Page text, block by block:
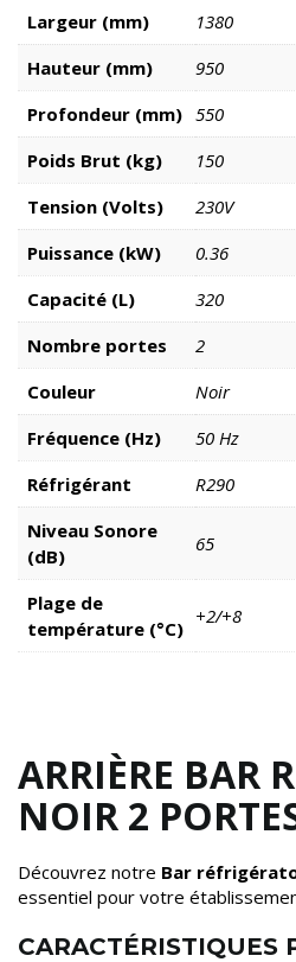
Largeur (mm)
1380
Hauteur (mm)
950
Profondeur (mm) 550
Poids Brut (kg)
150
Tension (Volts)
230V
Puissance (kW)
0.36
Capacité (L)
320
Nombre portes
2
Couleur
Noir
Fréquence (Hz)
50 Hz
Réfrigérant
R290
Niveau Sonore
(dB)
65
Plage de
température (°C)
+2/+8
ARRIÈRE BAR
NOIR 2
Découvrez notre Bar
essentiel pour votre
CARACTÉRISTIQUES